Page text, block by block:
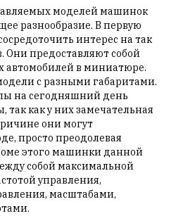
моделей машинок
разнообразие. В первую
интерес на так
предоставляют собой
автомобилей в миниатюре.
с разными габаритами.
на сегодняшний день
так как у них замечательная
они могут
просто преодолевая
этого машинки данной
собой максимальной
управления,
масштабами,